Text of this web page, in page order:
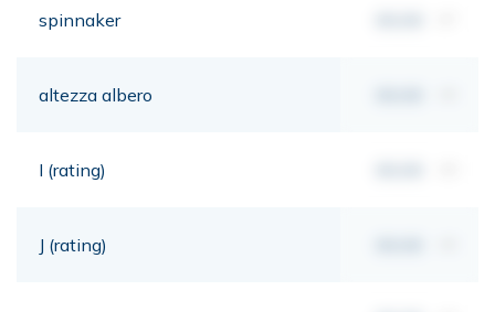
spinnaker
altezza albero
I (rating)
J (rating)